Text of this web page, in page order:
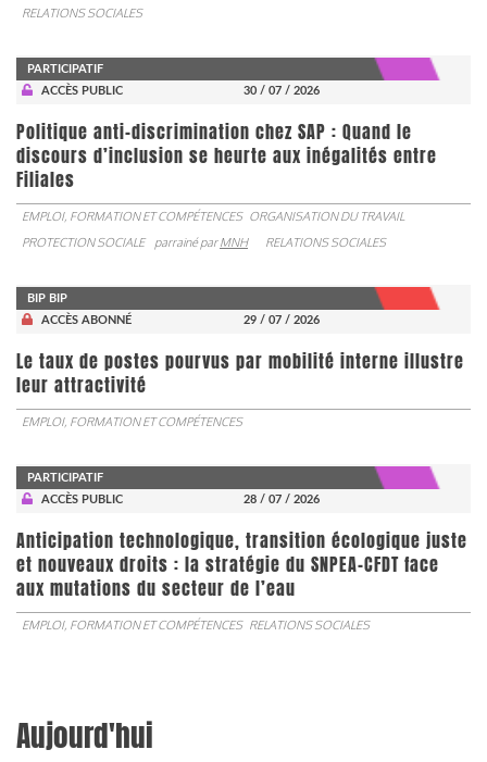
RELATIONS SOCIALES
PARTICIPATIF
ACCÈS PUBLIC
30 / 07 / 2026
Politique anti-discrimination chez SAP : Quand le
discours d’inclusion se heurte aux inégalités entre
Filiales
EMPLOI, FORMATION ET COMPÉTENCES ORGANISATION DU TRAVAIL
PROTECTION SOCIALE
parrainé parMNH RELATIONS SOCIALES
BIP BIP
ACCÈS ABONNÉ
29 / 07 / 2026
Le taux de postes pourvus par mobilité interne illustre
leur attractivité
EMPLOI, FORMATION ET COMPÉTENCES
PARTICIPATIF
ACCÈS PUBLIC
28 / 07 / 2026
Anticipation technologique, transition écologique juste
et nouveaux droits : la stratégie du SNPEA-CFDT face
aux mutations du secteur de l’eau
EMPLOI, FORMATION ET COMPÉTENCES RELATIONS SOCIALES
Aujourd'hui